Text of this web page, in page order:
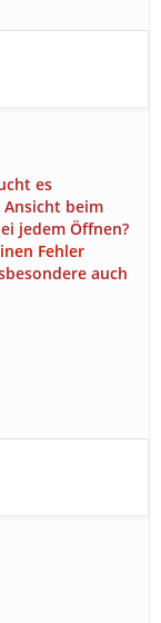
es
beim
jedem Öffnen?
Fehler
auch